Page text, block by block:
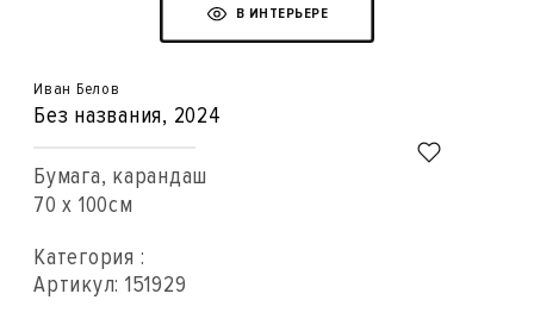
В ИНТЕРЬЕРЕ
Иван Белов
Без названия, 2024
Бумага, карандаш
70 x 100см
Категория :
Артикул: 151929